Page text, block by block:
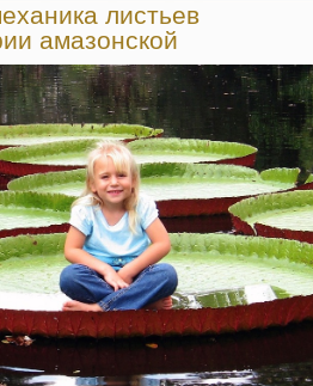
листьев
амазонской